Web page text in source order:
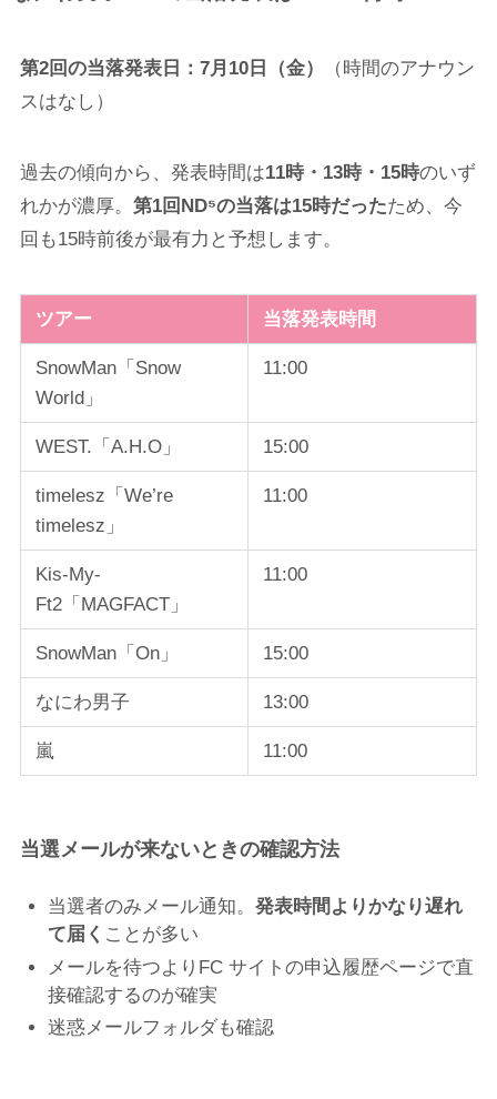
第2回の当落発表日：7月10日（金）
（時間のアナウン
スはなし）
過去の傾向から、発表時間は11時・13時・15時のいず
れかが濃厚。 第1回ND⁵の当落は15時だったため、今
回も15時前後が最有力と予想します。
ツアー 当落発表時間
SnowMan「Snow
World」
11:00
WEST.「A.H.O」 15:00
timelesz「We’re
timelesz」
11:00
Kis-My-
Ft2「MAGFACT」
11:00
SnowMan「On」 15:00
なにわ男子 13:00
嵐 11:00
当選メールが来ないときの確認方法
当選者のみメール通知。発表時間よりかなり遅れ
て届く ことが多い
メールを待つよりFC サイトの申込履歴ページで直
接確認するのが確実
迷惑メールフォルダも確認